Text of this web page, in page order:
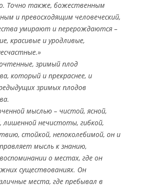
Точно также, божественным
и превосходящим человеческий,
умирают и перерождаются –
красивые и уродливые,
зримый плод
который и прекраснее, и
зримых плодов
мыслью – чистой, ясной,
лишенной нечистоты, гибкой,
стойкой, непоколебимой, он и
мысль к знанию,
о местах, где он
существованиях. Он
места, где пребывал в